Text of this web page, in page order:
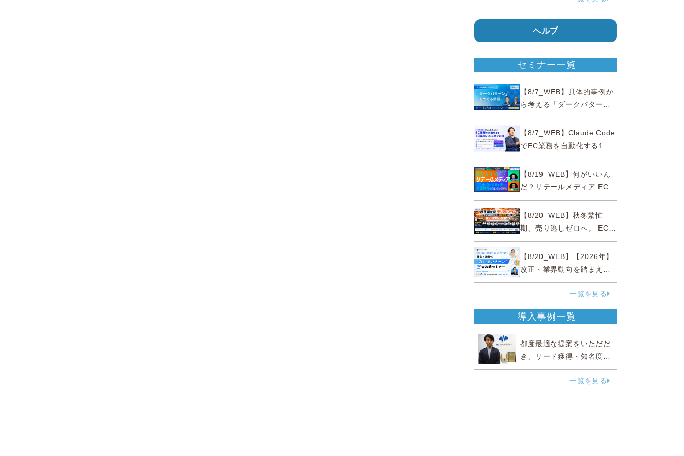
ヘルプ
セミナー一覧
【8/7_WEB】具体的事例か
ら考える「ダークパター
ン」をめぐる問題【薬事法
広告研究所×通販通信
ECMO】
【8/7_WEB】Claude Code
でEC業務を自動化する1日
集中ハンズオン研修【10名
限定・東京三田】
【8/19_WEB】何がいいん
だ？リテールメディア EC・
小売の未来を変える事業戦
略【8/20_WEB】秋冬繁忙
期、売り逃しゼロへ。 EC運
営効率化と機会損失を防ぐ
『直前チェックポイント』
【8/20_WEB】【2026年】
改正・業界動向を踏まえて
事例で理解 健食・機能
性“あいまいゾーン”大攻略セ
一覧を見る
導入事例一覧
都度最適な提案をいただだ
き、リード獲得・知名度向
上に効果実感
一覧を見る